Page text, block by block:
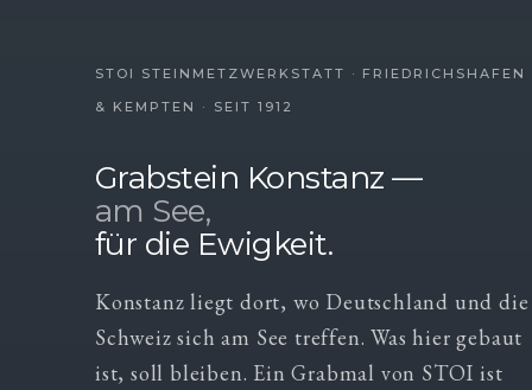
STOI STEINMETZWERKSTATT · FRIEDRICHSHAFEN
& KEMPTEN · SEIT 1912
Grabstein Konstanz —
am See,
für die Ewigkeit.
Konstanz liegt dort, wo Deutschland und die
Schweiz sich am See treffen. Was hier gebaut
ist, soll bleiben. Ein Grabmal von STOI ist